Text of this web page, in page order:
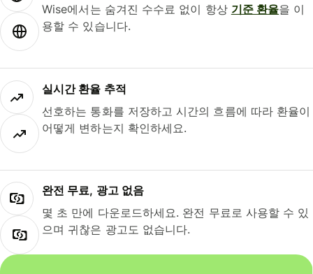
Wise에서는 숨겨진 수수료 없이 항상 기준 환율을 이
용할 수 있습니다.
실시간 환율 추적
선호하는 통화를 저장하고 시간의 흐름에 따라 환율이
어떻게 변하는지 확인하세요.
완전 무료, 광고 없음
몇 초 만에 다운로드하세요. 완전 무료로 사용할 수 있
으며 귀찮은 광고도 없습니다.